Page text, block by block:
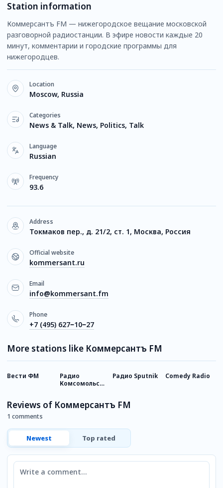
Station information
Коммерсантъ FM — нижегородское вещание московской
разговорной радиостанции. В эфире новости каждые 20
минут, комментарии и городские программы для
нижегородцев.
Location
Moscow, Russia
Categories
News & Talk, News, Politics, Talk
Language
Russian
Frequency
93.6
Address
Токмаков пер., д. 21/2, ст. 1, Москва, Россия
Official website
kommersant.ru
Email
info@kommersant.fm
Phone
+7 (495) 627‒10‒27
More stations like Коммерсантъ FM
Вести ФМ
Радио
Комсомольская
Радио Sputnik Comedy Radio
Reviews of Коммерсантъ FM
1 comments
Newest Top rated
Comment